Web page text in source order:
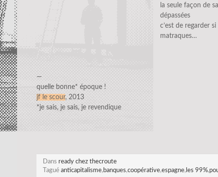
la seule façon de
dépassées
c’est de regarder
matraques…
—
quelle bonne* époque !
jf le scour, 2013
*je sais, je sais, je revendique
Dans ready chez thecroute
Tagué anticapitalisme, banques,coopérative,espagne, les 99%,